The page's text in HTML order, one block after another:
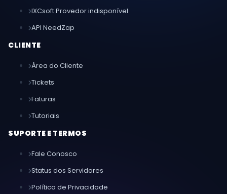
IXCsoft Provedor indisponível
API NeedZap
CLIENTE
Área do Cliente
Tickets
Faturas
Tutoriais
SUPORTE E TERMOS
Fale Conosco
Status dos Servidores
Política de Privacidade